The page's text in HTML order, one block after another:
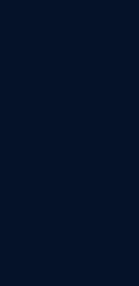
nga OIRK, në
i kritereve të
në profesionalizëm,
theksua se shërbimet
ekskluzivisht nga
e punimeve gjatë
gjatë zbatimit
kyç për garantimin e
në cilësi,
pronësore dhe nuk
theksua rëndësia kritike e
afatgjate të